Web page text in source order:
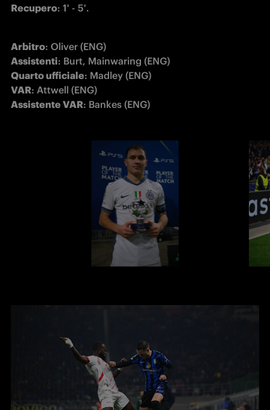
Recupero: 1' - 5'.
Arbitro
Assistenti
Quarto ufficiale
VAR
Assistente VAR: Bankes (ENG)